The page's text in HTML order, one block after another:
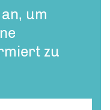
um
zu